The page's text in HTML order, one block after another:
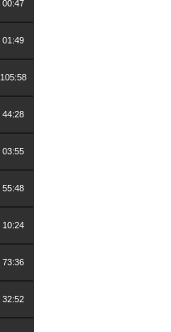
00:47
01:49
105:58
44:28
03:55
55:48
10:24
73:36
32:52